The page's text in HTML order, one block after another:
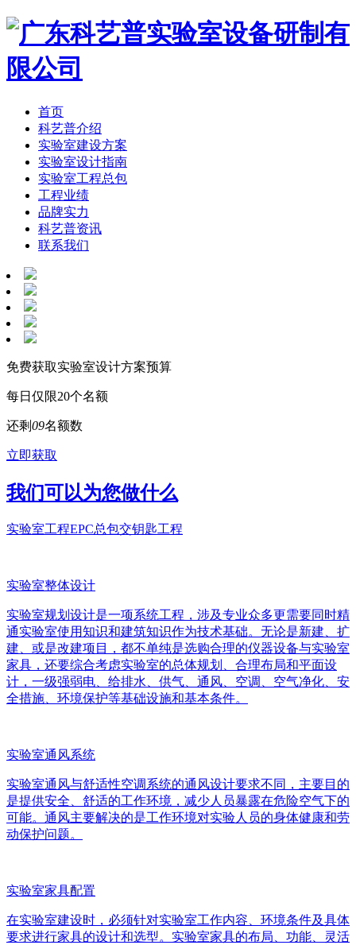
首页
科艺普介绍
实验室建设方案
实验室设计指南
实验室工程总包
工程业绩
品牌实力
科艺普资讯
联系我们
免费获取实验室设计方案预算
每日仅限20个名额
还剩09名额数
立即获取
我们可以为您做什么
实验室工程EPC总包交钥匙工程
实验室整体设计
实验室规划设计是一项系统工程，涉及专业众多更需要同时精
通实验室使用知识和建筑知识作为技术基础。无论是新建、扩
建、或是改建项目，都不单纯是选购合理的仪器设备与实验室
家具，还要综合考虑实验室的总体规划、合理布局和平面设
计，一级强弱电、给排水、供气、通风、空调、空气净化、安
全措施、环境保护等基础设施和基本条件。
实验室通风系统
实验室通风与舒适性空调系统的通风设计要求不同，主要目的
是提供安全、舒适的工作环境，减少人员暴露在危险空气下的
可能。通风主要解决的是工作环境对实验人员的身体健康和劳
动保护问题。
实验室家具配置
在实验室建设时，必须针对实验室工作内容、环境条件及具体
要求进行家具的设计和选型。实验室家具的布局、功能、灵活